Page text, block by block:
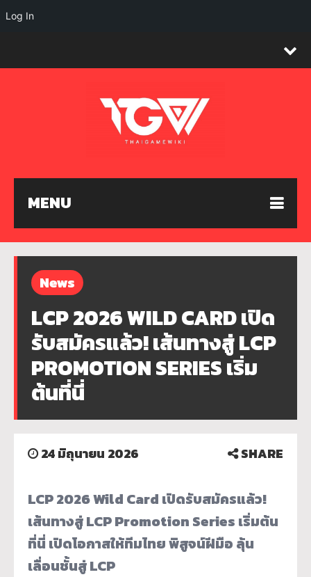
MENU
News
LCP 2026 WILD CARD เปิด
รับสมัครแล้ว! เส้นทางสู่ LCP
PROMOTION SERIES เริ่ม
ต้นที่นี่
24 มิถุนายน 2026 SHARE
LCP 2026 Wild Card เปิดรับสมัครแล้ว!
เส้นทางสู่ LCP Promotion Series เริ่มต้น
ที่นี่ เปิดโอกาสให้ทีมไทย พิสูจน์ฝีมือ ลุ้น
เลื่อนชั้นสู่ LCP
Log In